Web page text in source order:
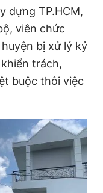
cáo
404
soạn Chính sách bảo
dựng TP.HCM,
viên chức
bị xử lý kỷ
trách,
buộc thôi việc